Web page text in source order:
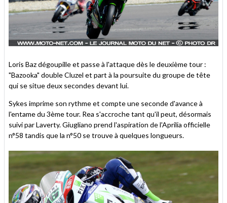
Loris Baz dégoupille et passe à l'attaque dès le deuxième tour :
"Bazooka" double Cluzel et part à la poursuite du groupe de tête
qui se situe deux secondes devant lui.
Sykes imprime son rythme et compte une seconde d'avance à
l'entame du 3ème tour. Rea s'accroche tant qu'il peut, désormais
suivi par Laverty. Giugliano prend l'aspiration de l'Aprilia officielle
n°58 tandis que la n°50 se trouve à quelques longueurs.